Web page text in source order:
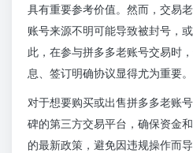
具有重要参考价值。然而，交易
账号来源不明可能导致被封号，
此，在参与拼多多老账号交易时
息、签订明确协议显得尤为重要。
对于想要购买或出售拼多多老账
碑的第三方交易平台，确保资金
的最新政策，避免因违规操作而